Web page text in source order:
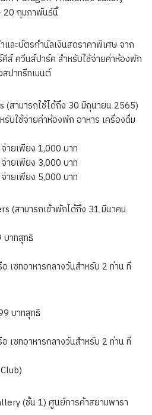
20 กุมภาพันธ์นี้
และบัตรกำนัลเงินสดราคาพิเศษ จาก
ส์ ควีนส์ปาร์ค สำหรับใช้จ่ายค่าห้องพัก
สปาทรีทเมนต์
(สามารถใช้ได้ถึง 30 มิถุนายน 2565)
บใช้จ่ายค่าห้องพัก อาหาร เครื่องดื่ม
ายเพียง 1,000 บาท
ายเพียง 3,000 บาท
ายเพียง 5,000 บาท
(สามารถเข้าพักได้ถึง 31 มีนาคม
บาทสุทธิ
เซทอาหารกลางวันสำหรับ 2 ท่าน ที่
บาทสุทธิ
เซทอาหารกลางวันสำหรับ 2 ท่าน ที่
(ชั้น 1) ศูนย์การค้าสยามพารา